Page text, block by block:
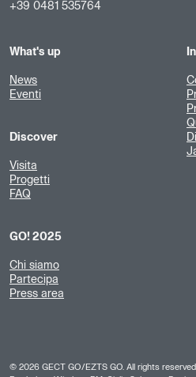
+39 0481 535764
What's up
News
Eventi
Discover
Visita
Progetti
FAQ
GO! 2025
Chi siamo
Partecipa
Press area
© 2026 GECT GO/EZTS GO. All rights reserved.